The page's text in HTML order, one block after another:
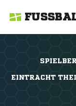
EINTRACHT